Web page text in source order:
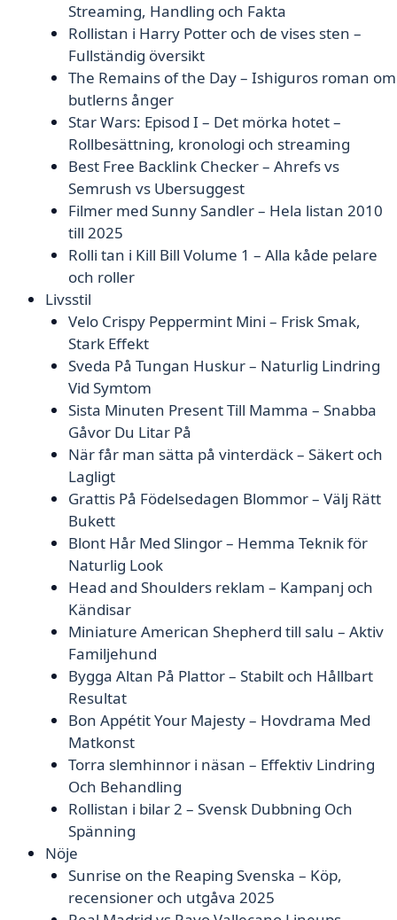
Streaming, Handling och Fakta
Rollistan i Harry Potter och de vises sten –
Fullständig översikt
The Remains of the Day – Ishiguros roman om
butlerns ånger
Star Wars: Episod I – Det mörka hotet –
Rollbesättning, kronologi och streaming
Best Free Backlink Checker – Ahrefs vs
Semrush vs Ubersuggest
Filmer med Sunny Sandler – Hela listan 2010
till 2025
Rolli tan i Kill Bill Volume 1 – Alla kåde pelare
och roller
Livsstil
Velo Crispy Peppermint Mini – Frisk Smak,
Stark Effekt
Sveda På Tungan Huskur – Naturlig Lindring
Vid Symtom
Sista Minuten Present Till Mamma – Snabba
Gåvor Du Litar På
När får man sätta på vinterdäck – Säkert och
Lagligt
Grattis På Födelsedagen Blommor – Välj Rätt
Bukett
Blont Hår Med Slingor – Hemma Teknik för
Naturlig Look
Head and Shoulders reklam – Kampanj och
Kändisar
Miniature American Shepherd till salu – Aktiv
Familjehund
Bygga Altan På Plattor – Stabilt och Hållbart
Resultat
Bon Appétit Your Majesty – Hovdrama Med
Matkonst
Torra slemhinnor i näsan – Effektiv Lindring
Och Behandling
Rollistan i bilar 2 – Svensk Dubbning Och
Spänning
Nöje
Sunrise on the Reaping Svenska – Köp,
recensioner och utgåva 2025